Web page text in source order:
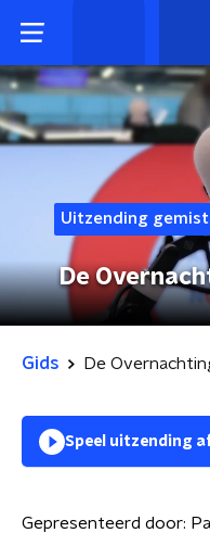
Uitzending gemist
De
Gids De
Speel uitzending
Gepresenteerd door: